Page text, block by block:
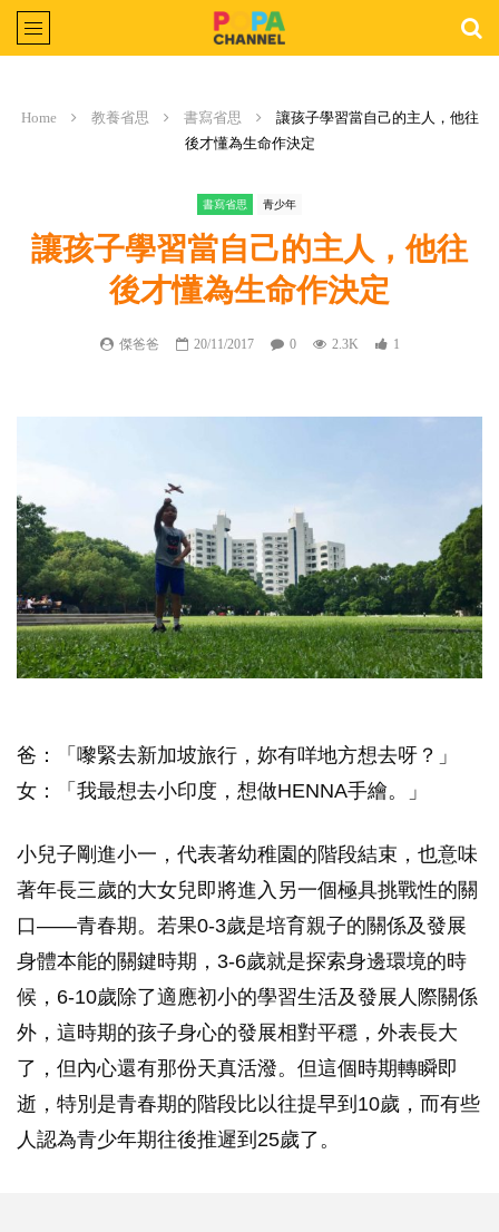
Home 教養省思 書寫省思
讓孩子學習當自己的主人，他往
後才懂為生命作決定
書寫省思 青少年
讓孩子學習當自己的主人，他往
後才懂為生命作決定
傑爸爸 20/11/2017 0 2.3K 1
爸：「嚟緊去新加坡旅行，妳有咩地方想去呀？」
女：「我最想去小印度，想做HENNA手繪。」
小兒子剛進小一，代表著幼稚園的階段結束，也意味
著年長三歲的大女兒即將進入另一個極具挑戰性的關
口——青春期。若果0-3歲是培育親子的關係及發展
身體本能的關鍵時期，3-6歲就是探索身邊環境的時
候，6-10歲除了適應初小的學習生活及發展人際關係
外，這時期的孩子身心的發展相對平穩，外表長大
了，但內心還有那份天真活潑。但這個時期轉瞬即
逝，特別是青春期的階段比以往提早到10歲，而有些
人認為青少年期往後推遲到25歲了。